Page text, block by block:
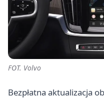
FOT. Volvo
Bezpłatna aktualizacja